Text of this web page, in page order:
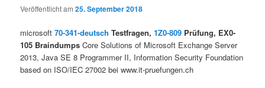
Veröffentlicht am25. September 2018
microsoft70-341-deutsch Testfragen,1Z0-809 Prüfung, EX0-
105 Braindumps Core Solutions of Microsoft Exchange Server
2013, Java SE 8 Programmer II, Information Security Foundation
based on ISO/IEC 27002 bei www.it-pruefungen.ch